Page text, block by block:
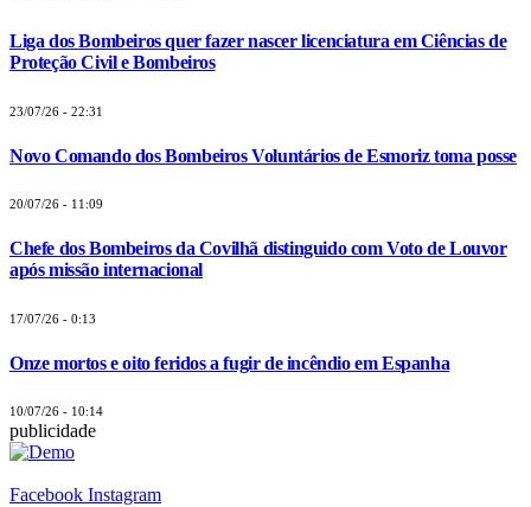
Liga dos Bombeiros quer fazer nascer licenciatura em Ciências de
Proteção Civil e Bombeiros
23/07/26 - 22:31
Novo Comando dos Bombeiros Voluntários de Esmoriz toma posse
20/07/26 - 11:09
Chefe dos Bombeiros da Covilhã distinguido com Voto de Louvor
após missão internacional
17/07/26 - 0:13
Onze mortos e oito feridos a fugir de incêndio em Espanha
10/07/26 - 10:14
publicidade
Facebook Instagram